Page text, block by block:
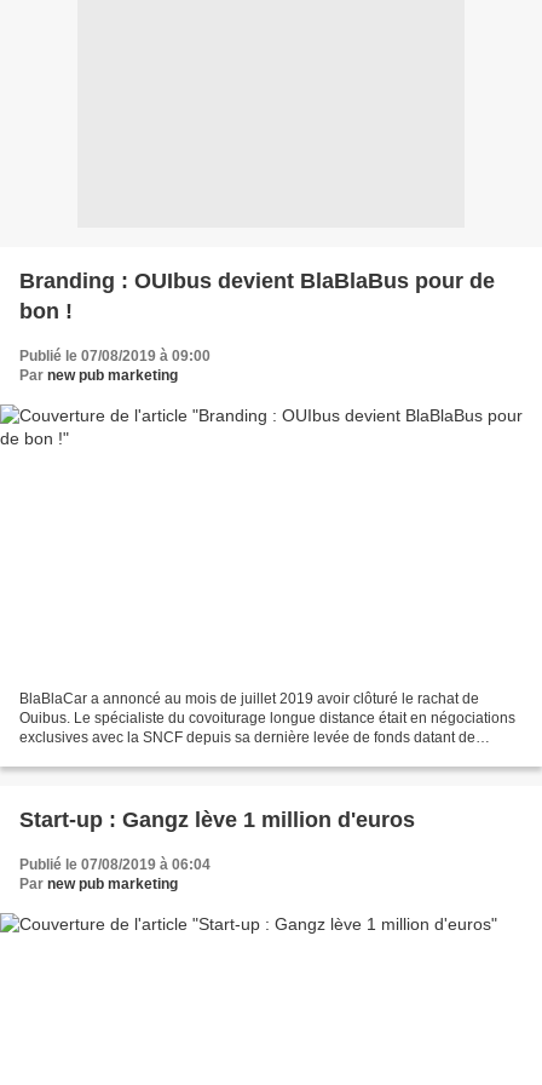
Branding : OUIbus devient BlaBlaBus pour de
bon !
Publié le 07/08/2019 à 09:00
Par new pub marketing
BlaBlaCar a annoncé au mois de juillet 2019 avoir clôturé le rachat de
Ouibus. Le spécialiste du covoiturage longue distance était en négociations
exclusives avec la SNCF depuis sa dernière levée de fonds datant de
Start-up : Gangz lève 1 million d'euros
Publié le 07/08/2019 à 06:04
Par new pub marketing